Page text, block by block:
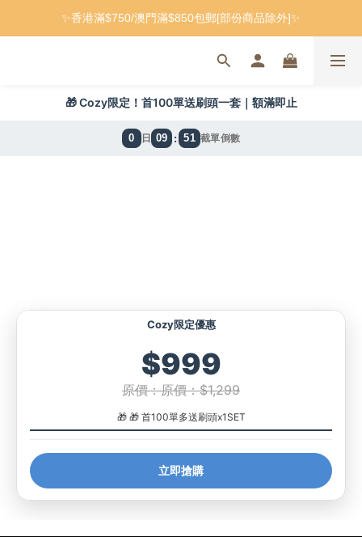
✨香港滿$750/澳門滿$850包郵[部份商品除外]✨
🎁 Cozy限定！首100單送刷頭一套｜額滿即止
0 日 09 : 51 截單倒數
Cozy限定優惠
$999
原價：原價：$1,299
🎁 🎁 首100單多送刷頭x1SET
立即搶購